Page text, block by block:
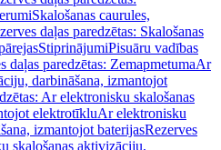
Skalošanas caurules,
daļas paredzētas: Skalošanas
StiprinājumiPisuāru vadības
daļas paredzētas: ZemapmetumaAr
darbināšana, izmantojot
Ar elektronisku skalošanas
elektrotīkluAr elektronisku
izmantojot baterijasRezerves
skalošanas aktivizāciju,